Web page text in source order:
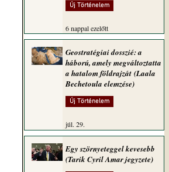
Új Történelem
6 nappal ezelőtt
Geostratégiai dosszié: a
háború, amely megváltoztatta
a hatalom földrajzát (Laala
Bechetoula elemzése)
Új Történelem
júl. 29.
Egy szörnyeteggel kevesebb
(Tarik Cyril Amar jegyzete)